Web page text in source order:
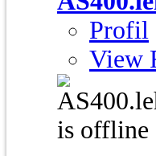
Profil
View